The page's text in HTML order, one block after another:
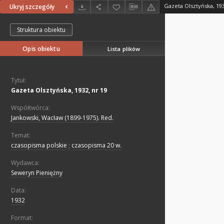
Ukryj szczegóły Gazeta Olsztyńska,
Struktura obiektu
Opis obiektu Lista plików
Tytuł:
Gazeta Olsztyńska, 1932, nr 19
Współtwórca:
Jankowski, Wacław (1899-1975). Red.
Temat:
czasopisma polskie ; czasopisma 20 w.
Wydawca:
Seweryn Pieniężny
Data:
1932
Format: